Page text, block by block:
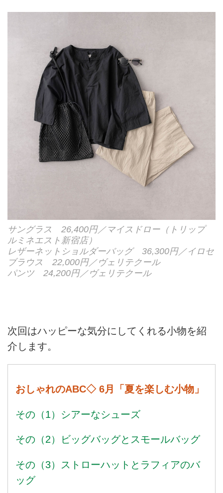
サングラス 26,400円／マイスドロー（トリップ
ルミネエスト新宿店）
レザーネットショルダーバッグ 36,300円／イロセ
ブラウス 22,000円／ヴェリテクール
パンツ 24,200円／ヴェリテクール
次回はハッピーな気分にしてくれる小物を紹
介します。
おしゃれのABC◇ 6月「夏を楽しむ小物」
その（1）シアーなシューズ
その（2）ビッグバッグとスモールバッグ
その（3）ストローハットとラフィアのバ
ッグ